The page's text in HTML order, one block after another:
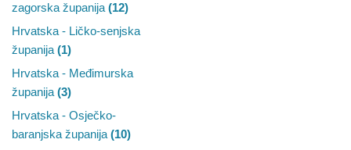
zagorska županija (12)
Hrvatska - Ličko-senjska
županija (1)
Hrvatska - Međimurska
županija (3)
Hrvatska - Osječko-
baranjska županija (10)